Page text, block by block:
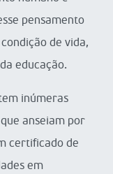
pensamento
de vida,
educação.
inúmeras
anseiam por
certificado de
em